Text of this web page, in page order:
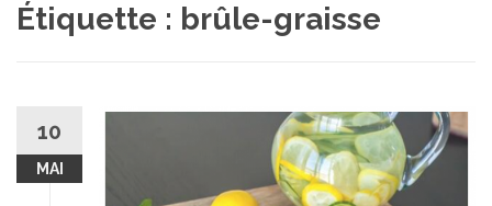
Étiquette : brûle-graisse
10
MAI